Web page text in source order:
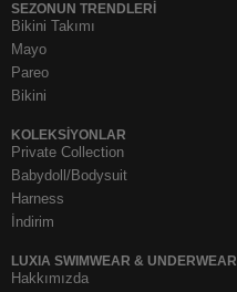
SEZONUN TRENDLERI
Bikini Takımı
Mayo
Pareo
Bikini
KOLEKSIYONLAR
Private Collection
Babydoll/Bodysuit
Harness
İndirim
LUXIA SWIMWEAR & UNDERWEAR
Hakkımızda